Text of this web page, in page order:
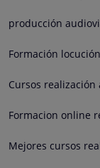
producción
Formación
Cursos realización
Formacion online
Mejores cursos